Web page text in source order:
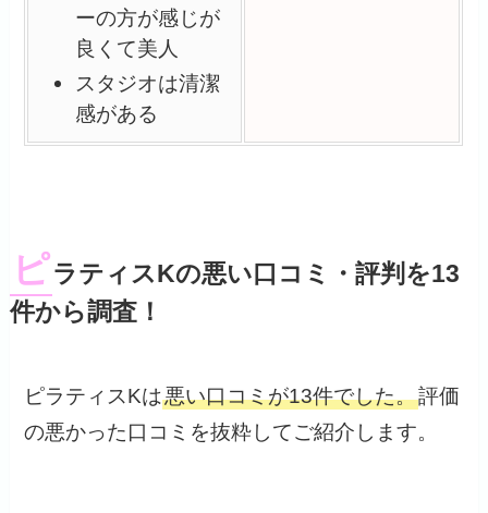
ーの方が感じが
良くて美人
スタジオは清潔
感がある
ピラティスKの悪い口コミ・評判を13
件から調査！
ピラティスKは悪い口コミが13件でした。評価
の悪かった口コミを抜粋してご紹介します。